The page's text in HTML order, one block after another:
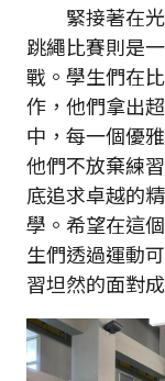
緊接著在光
跳繩比賽則是
戰。學生們在
作，他們拿出
中，每一個優
他們不放棄練
底追求卓越的
學。希望在這
生們透過運動
習坦然的面對